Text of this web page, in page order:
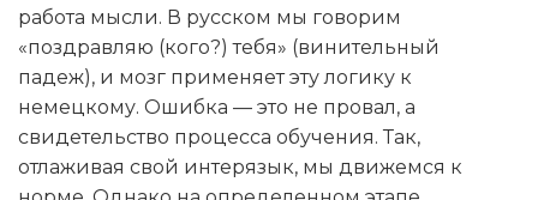
работа мысли. В русском мы говорим
«поздравляю (кого?) тебя» (винительный
падеж), и мозг применяет эту логику к
немецкому. Ошибка — это не провал, а
свидетельство процесса обучения. Так,
отлаживая свой интерязык, мы движемся к